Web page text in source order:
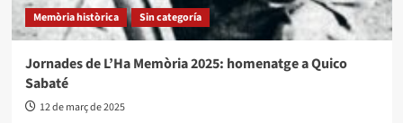
Memòria històrica Sin categoría
Jornades de L’Ha Memòria 2025: homenatge a Quico
Sabaté
12 de març de 2025